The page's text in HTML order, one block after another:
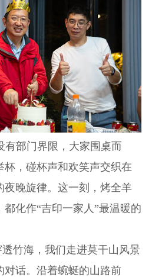
部门界限，大家围桌而
杯，碰杯声和欢笑声交织在
夜晚旋律。这一刻，烤全羊
化作“吉印一家人”最温暖的
竹海，我们走进莫干山风景
对话。沿着蜿蜒的山路前